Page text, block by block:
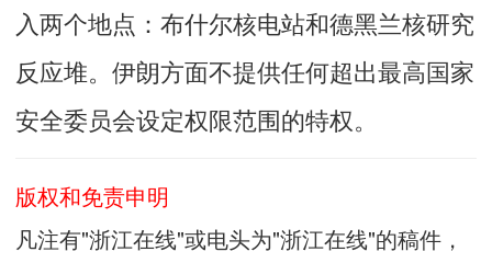
入两个地点：布什尔核电站和德黑兰核研究
反应堆。伊朗方面不提供任何超出最高国家
安全委员会设定权限范围的特权。
版权和免责申明
凡注有"浙江在线"或电头为"浙江在线"的稿件，